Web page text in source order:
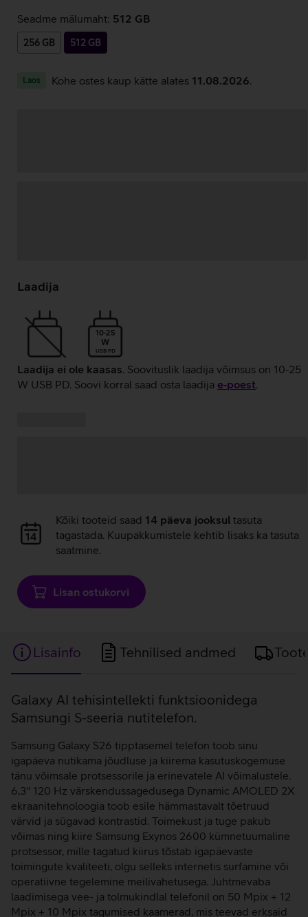
Seadme mälumaht: 512 GB
256 GB 512 GB
Laos Kohe ostes kaup kätte alates 11.08.2026
laadimine
Laadija
10-25
W
USB PD
Laadija ei ole kaasas. Soovituslik laadija võimsus on 10-25
W USB PD. Soovi korral saad osta laadija e‑poest.
Andmete
laadimine
Kõiki tooteid saad 14 päeva jooksul tasuta
tagastada. Kuupakkumistele kehtib lisaks ka tasuta
saatmine.
Lisan ostukorvi
Lisainfo Tehnilised andmed
Lisainfo
Galaxy AI tehisintellekti funktsioonidega
Samsungi S-seeria nutitelefon.
Samsung Galaxy S26 tipptasemel telefon toob sinu
igapäeva nutikama jõudluse ja kiirema kasutuskogemuse
tänu võimsale protsessorile ja erinevatele AI võimalustele.
6,3'' 120 Hz värskendussagedusega Dynamic AMOLED 2X
ekraanitehnoloogia toob esile hämmastavalt tõetruud
värvid ja sügavad kontrastid. Toimekust ja tuge pakub
võimas ning kiire Samsung Exynos 2600 kümnetuumaline
protsessor, mille tagatud kiirus tõstab igapäevaste
toimingute kvaliteeti, olgu selleks internetis surfamine või
operatiivne tegelemine meilivahetusega. Juhtmevaba
laadimisega vee- ja tolmukindlal telefonil on 50 Mpix + 12
Mpix + 10 Mpix tagumised kaamerad, mis teevad erksaid